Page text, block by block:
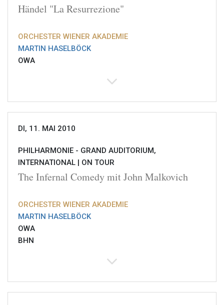
Händel "La Resurrezione"
ORCHESTER WIENER AKADEMIE
MARTIN HASELBÖCK
OWA
DI, 11. MAI 2010
PHILHARMONIE - GRAND AUDITORIUM,
INTERNATIONAL | ON TOUR
The Infernal Comedy mit John Malkovich
ORCHESTER WIENER AKADEMIE
MARTIN HASELBÖCK
OWA
BHN